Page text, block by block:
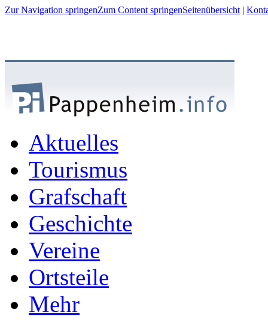
Zur Navigation springenZum Content springenSeitenübersicht |
Aktuelles
Tourismus
Grafschaft
Geschichte
Vereine
Ortsteile
Mehr